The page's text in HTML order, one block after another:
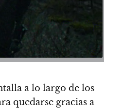
a lo largo de los
quedarse gracias a